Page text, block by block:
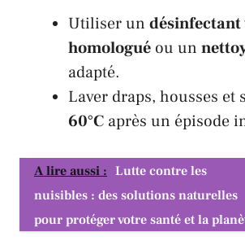
Utiliser un
homologué ou un
adapté.
Laver draps, housses et
60°C après un épisode
A lire aussi : Lutte contre les
nuisibles : des solutions naturelles
pour protéger votre santé et la